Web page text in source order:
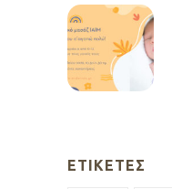
ΕΤΙΚΈΤΕΣ